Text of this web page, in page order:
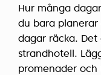
Hur många
du bara planerar
dagar räcka.
strandhotell.
promenader och